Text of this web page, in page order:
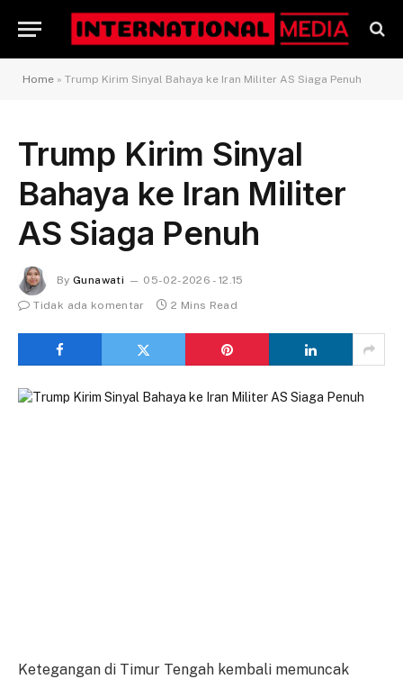
Home » Trump Kirim Sinyal Bahaya ke Iran Militer AS Siaga Penuh
Trump Kirim Sinyal
Bahaya ke Iran Militer
AS Siaga Penuh
By Gunawati
05-02-2026 - 12.15
Tidak ada komentar
2 Mins Read
Ketegangan di Timur Tengah kembali memuncak